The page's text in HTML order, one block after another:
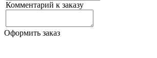
Комментарий к заказу
Оформить заказ